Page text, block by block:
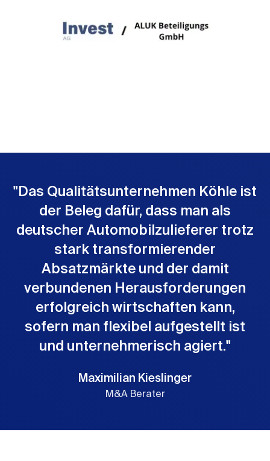
"Das Qualitätsunternehmen Köhle ist
der Beleg dafür, dass man als
deutscher Automobilzulieferer trotz
stark transformierender
Absatzmärkte und der damit
verbundenen Herausforderungen
erfolgreich wirtschaften kann,
sofern man flexibel aufgestellt ist
und unternehmerisch agiert."
Maximilian Kieslinger
M&A Berater